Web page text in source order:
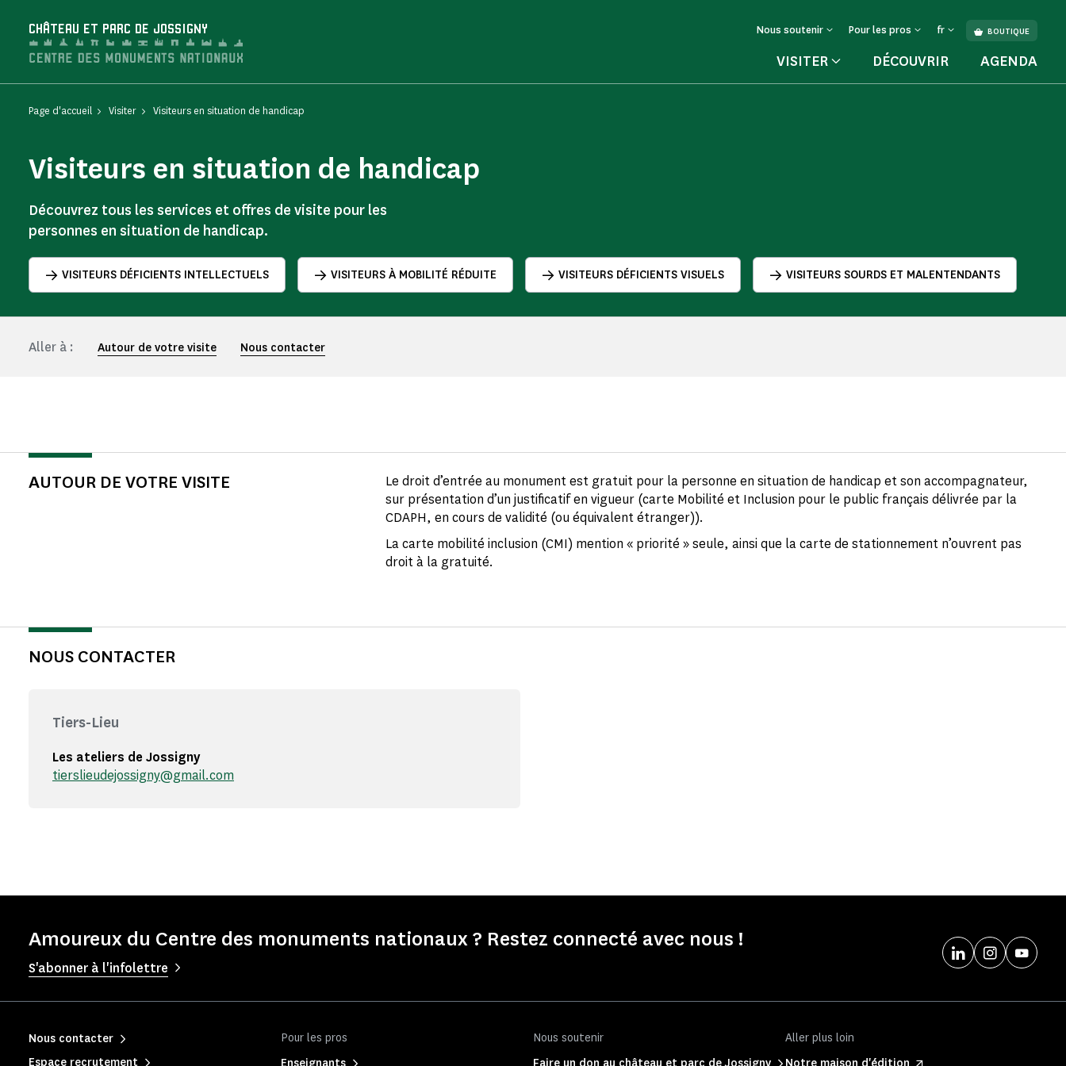
CHÂTEAU ET PARC DE JOSSIGNY Nous soutenir Pour les pros fr BOUTIQUE
VISITER DÉCOUVRIR AGENDA
Page d'accueil Visiter Visiteurs en situation de handicap
Visiteurs en situation de handicap
Découvrez tous les services et offres de visite pour les
personnes en situation de handicap.
VISITEURS DÉFICIENTS INTELLECTUELS VISITEURS À MOBILITÉ RÉDUITE VISITEURS DÉFICIENTS VISUELS VISITEURS SOURDS ET MALENTENDANTS
Aller à : Autour de votre visite Nous contacter
AUTOUR DE VOTRE VISITE
Le droit d’entrée au monument est gratuit pour la personne en situation de handicap et son accompagnateur,
sur présentation d’un justificatif en vigueur (carte Mobilité et Inclusion pour le public français délivrée par la
CDAPH, en cours de validité (ou équivalent étranger)).
La carte mobilité inclusion (CMI) mention « priorité » seule, ainsi que la carte de stationnement n’ouvrent pas
droit à la gratuité.
NOUS CONTACTER
Tiers-Lieu
Les ateliers de Jossigny
tierslieudejossigny@gmail.com
Amoureux du Centre des monuments nationaux ? Restez connecté avec nous !
S'abonner à l'infolettre
Pour les pros
Nous soutenir
Aller plus loin
Nous contacter
Espace recrutement